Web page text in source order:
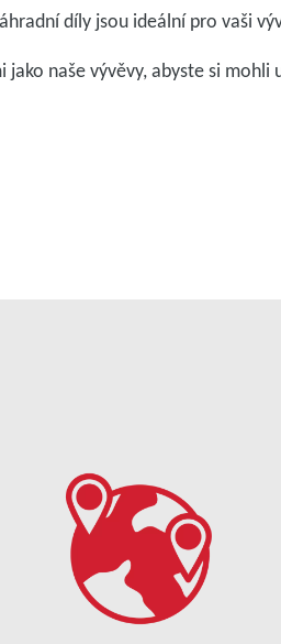
díly jsou ideální pro vaši
naše vývěvy, abyste si mohli